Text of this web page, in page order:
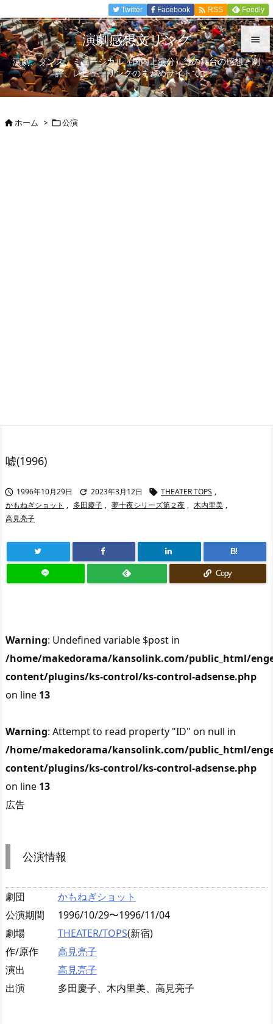


メニュ

Twitter Facebook  RSS Feedly
演劇感想文リンク
演劇、ダンス、ミュージカル（国内上演分）等の舞台の感想、劇
評、レビューリンクのまとめサイトです。
ホーム > 公演
嘘(1996)
 1996年10月29日  2023年3月12日  THEATER TOPS ,
かもねぎショット , 多田慶子 , 夢十夜シリーズ第２夜 , 木内里美 ,
高見亮子
B!
Copy
Warning: Undefined variable $post in
/home/makedorama/kansolink.com/public_html/
content/plugins/ks-control/ks-control-adsense.php
on line 13
Warning: Attempt to read property "ID" on null in
/home/makedorama/kansolink.com/public_html/
content/plugins/ks-control/ks-control-adsense.php
on line 13
広告
公演情報
劇団
かもねぎショット
公演期間
1996/10/29〜1996/11/04
劇場
THEATER/TOPS(新宿)
作/原作
高見亮子
演出
高見亮子
出演
多田慶子、木内里美、高見亮子